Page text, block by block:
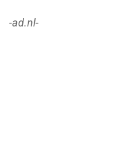
-ad.nl-